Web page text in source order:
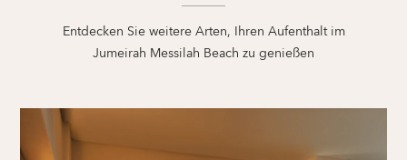
Entdecken Sie weitere Arten, Ihren Aufenthalt im
Jumeirah Messilah Beach zu genießen